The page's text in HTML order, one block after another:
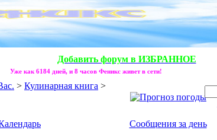
Добавить форум в ИЗБРАННОЕ
Уже как 6184 дней, и 8 часов Феникс живет в сети!
> Кулинарная книга >
Сообщения за день